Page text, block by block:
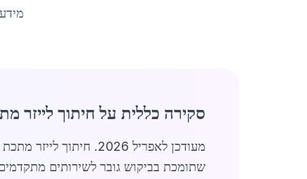
סקירה כללית על חיתוך לייזר
שתומכת בביקוש גובר לשירותים